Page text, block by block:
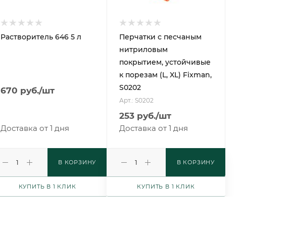
Растворитель 646 5 л
670 руб./шт
Доставка от 1 дня
В КОРЗИНУ
КУПИТЬ В 1 КЛИК
Перчатки с песчаным
нитриловым
покрытием, устойчивые
к порезам (L, XL) Fixman,
S0202
Арт.: S0202
253руб./шт
Доставка от 1 дня
В КОРЗИНУ
КУПИТЬ В 1 КЛИК